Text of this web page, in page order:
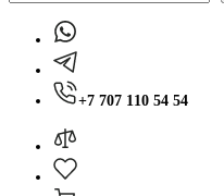
+7 707 110 54 54